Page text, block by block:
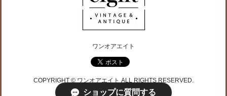
ワンオアエイト
COPYRIGHT © ワンオアエイト ALL RIGHTS RESERVED.
ショップに質問する